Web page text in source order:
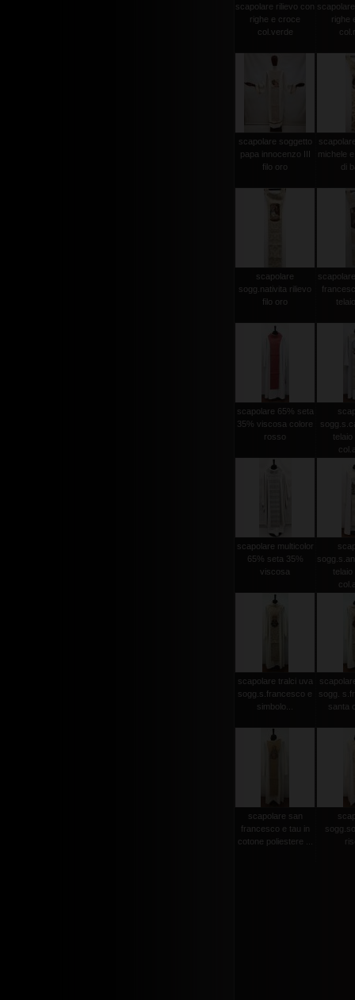
scapolare rilievo con
righe e croce
col.verde
righe
scapolare soggetto
papa innocenzo III
filo oro
michele
di
scapolare
sogg.nativita rilievo
filo oro
scapolare 65% seta
35% viscosa colore
rosso
telaio
scapolare multicolor
65% seta 35%
viscosa
telaio
scapolare tralci uva
sogg.s.francesco e
simbolo...
sogg.
santa
scapolare san
francesco e tau in
cotone poliestere ...